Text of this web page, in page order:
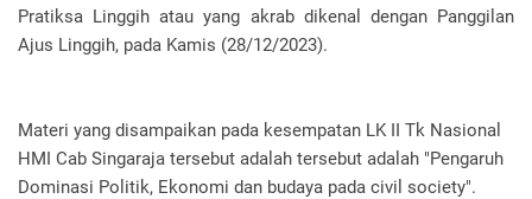
Pratiksa Linggih atau yang akrab dikenal dengan Panggilan
Ajus Linggih, pada Kamis (28/12/2023).
Materi yang disampaikan pada kesempatan LK II Tk Nasional
HMI Cab Singaraja tersebut adalah tersebut adalah "Pengaruh
Dominasi Politik, Ekonomi dan budaya pada civil society".